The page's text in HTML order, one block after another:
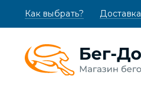
Как выбрать? (текущая)
Доставка